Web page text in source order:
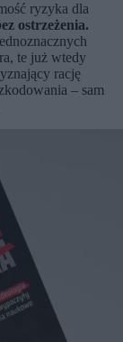
ryzyka dla
ostrzeżenia.
te już wtedy
rację
– sam